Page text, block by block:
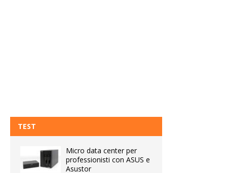
TEST
Micro data center per
professionisti con ASUS e
Asustor